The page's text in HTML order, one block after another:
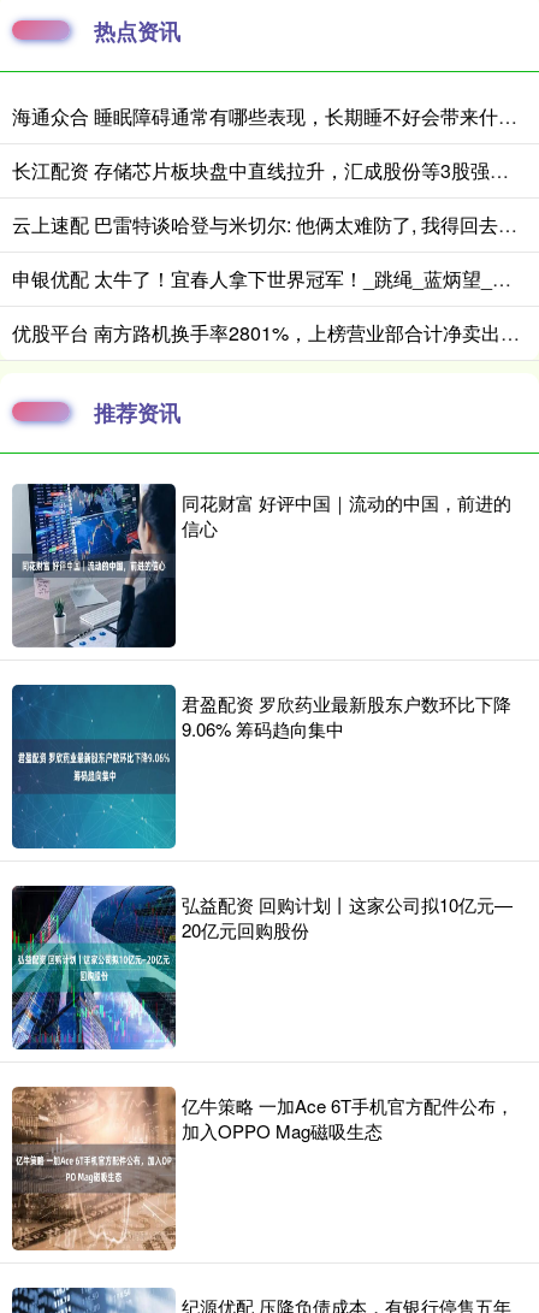
热点资讯
海通众合 睡眠障碍通常有哪些表现，长期睡不好会带来什么影响
长江配资 存储芯片板块盘中直线拉升，汇成股份等3股强势涨停
云上速配 巴雷特谈哈登与米切尔: 他俩太难防了, 我得回去研究下录像
申银优配 太牛了！宜春人拿下世界冠军！_跳绳_蓝炳望_比赛
优股平台 南方路机换手率2801%，上榜营业部合计净卖出17486万元
推荐资讯
同花财富 好评中国｜流动的中国，前进的
信心
君盈配资 罗欣药业最新股东户数环比下降
9.06% 筹码趋向集中
弘益配资 回购计划丨这家公司拟10亿元—
20亿元回购股份
亿牛策略 一加Ace 6T手机官方配件公布，
加入OPPO Mag磁吸生态
纪源优配 压降负债成本，有银行停售五年